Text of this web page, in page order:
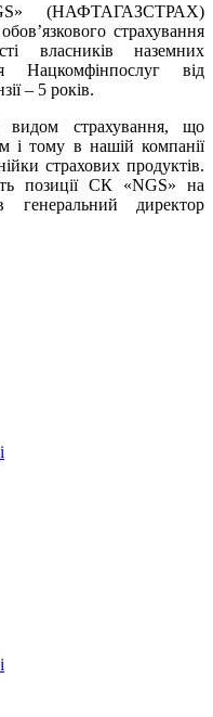
(НАФТАГАЗСТРАХ)
страхування
власників наземних
Нацкомфінпослуг від
– 5 років.
страхування, що
і тому в нашій компанії
страхових продуктів.
позиції СК «NGS» на
генеральний директор